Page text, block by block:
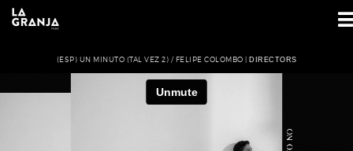
(ESP) UN MINUTO (TAL VEZ 2) / FELIPE COLOMBO | DIRECTORS